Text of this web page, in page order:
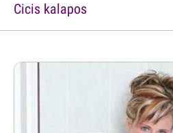
Cicis kalapos